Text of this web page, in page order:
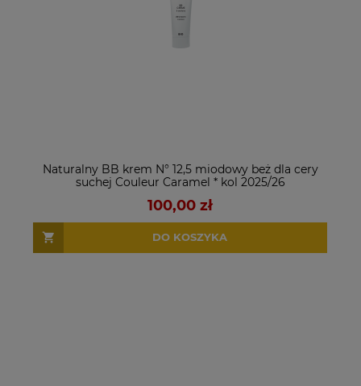
Naturalny BB krem N° 12,5 miodowy beż dla cery
suchej Couleur Caramel * kol 2025/26
100,00 zł
DO KOSZYKA